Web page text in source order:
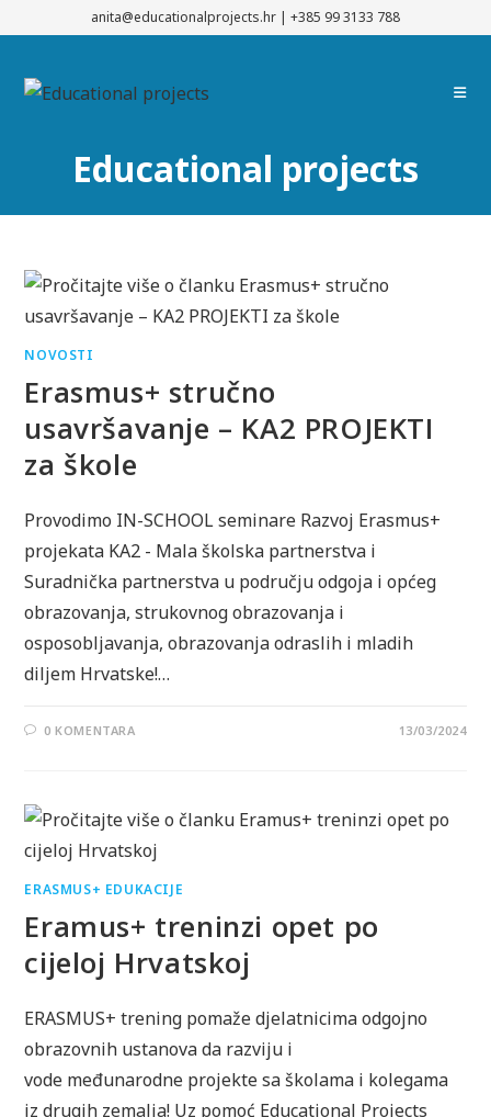
na
anita@educationalprojects.hr | +385 99 3133 788
Educational projects
NOVOSTI
Erasmus+ stručno
usavršavanje – KA2 PROJEKTI
za škole
Provodimo IN-SCHOOL seminare Razvoj Erasmus+
projekata KA2 - Mala školska partnerstva i
Suradnička partnerstva u području odgoja i općeg
obrazovanja, strukovnog obrazovanja i
osposobljavanja, obrazovanja odraslih i mladih
diljem Hrvatske!…
0 KOMENTARA 13/03/2024
ERASMUS+ EDUKACIJE
Eramus+ treninzi opet po
cijeloj Hrvatskoj
ERASMUS+ trening pomaže djelatnicima odgojno
obrazovnih ustanova da razviju i
vode međunarodne projekte sa školama i kolegama
iz drugih zemalja! Uz pomoć Educational Projects